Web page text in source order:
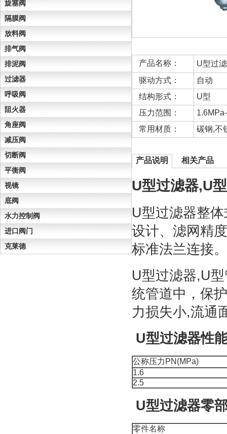
旋塞阀
隔膜阀
放料阀
排气阀
排泥阀
过滤器
呼吸阀
阻火器
角座阀
减压阀
切断阀
平衡阀
视镜
底阀
水力控制阀
进口阀门
克莱德
产品名称：
U型过
驱动方式：
自动
结构形式：
U型
压力范围：
常用材质：
碳钢,不
产品说明 相关产品
U型过滤器,U
U型过滤器整
设计、滤网精
标准法兰连接。
U型过滤器,U
统管道中，保
力损失小,流通
U型过滤器性
公称压力PN(MPa)
1.6
2.5
U型过滤器零
零件名称